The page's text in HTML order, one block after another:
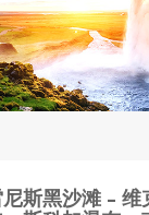
斯黑沙滩 -